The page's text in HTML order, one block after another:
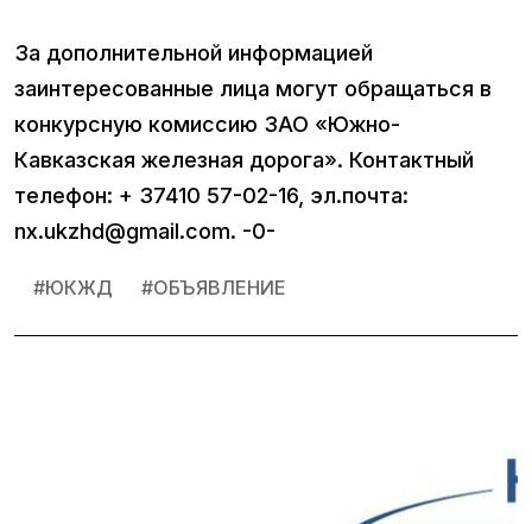
За дополнительной информацией
заинтересованные лица могут обращаться в
конкурсную комиссию ЗАО «Южно-
Кавказская железная дорога». Контактный
телефон: + 37410 57-02-16, эл.почта:
nx.ukzhd@gmail.com. -0-
#ЮКЖД #ОБЪЯВЛЕНИЕ